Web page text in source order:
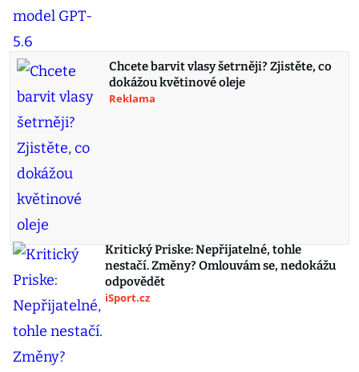
Chcete barvit vlasy šetrněji? Zjistěte, co
dokážou květinové oleje
Reklama
Kritický Priske: Nepřijatelné, tohle
nestačí. Změny? Omlouvám se, nedokážu
odpovědět
iSport.cz